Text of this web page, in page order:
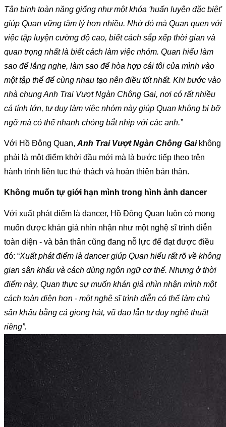
Tân binh toàn năng giống như một khóa 'huấn luyện đặc biệt'
giúp Quan vững tâm lý hơn nhiều. Nhờ đó mà Quan quen với
việc tập luyện cường độ cao, biết cách sắp xếp thời gian và
quan trọng nhất là biết cách làm việc nhóm. Quan hiểu làm
sao để lắng nghe, làm sao để hòa hợp cái tôi của mình vào
một tập thể để cùng nhau tạo nên điều tốt nhất. Khi bước vào
nhà chung Anh Trai Vượt Ngàn Chông Gai, nơi có rất nhiều
cá tính lớn, tư duy làm việc nhóm này giúp Quan không bị bỡ
ngỡ mà có thể nhanh chóng bắt nhịp với các anh.”
Với Hồ Đông Quan, Anh Trai Vượt Ngàn Chông Gai không
phải là một điểm khởi đầu mới mà là bước tiếp theo trên
hành trình liên tục thử thách và hoàn thiện bản thân.
Không muốn tự giới hạn mình trong hình ảnh dancer
Với xuất phát điểm là dancer, Hồ Đông Quan luôn có mong
muốn được khán giả nhìn nhận như một nghệ sĩ trình diễn
toàn diện - và bản thân cũng đang nỗ lực để đạt được điều
đó: “Xuất phát điểm là dancer giúp Quan hiểu rất rõ về không
gian sân khấu và cách dùng ngôn ngữ cơ thể. Nhưng ở thời
điểm này, Quan thực sự muốn khán giả nhìn nhận mình một
cách toàn diện hơn - một nghệ sĩ trình diễn có thể làm chủ
sân khấu bằng cả giọng hát, vũ đạo lẫn tư duy nghệ thuật
riêng”.